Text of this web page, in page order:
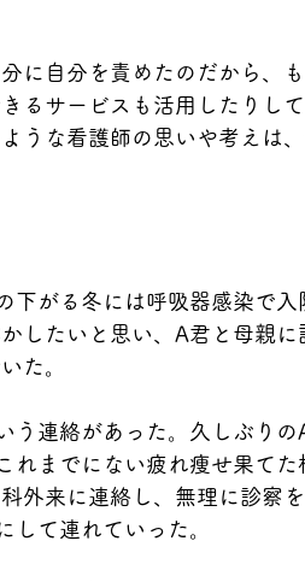
に自分を責めたのだから、
るサービスも活用したりし
うな看護師の思いや考えは
がる冬には呼吸器感染で入
したいと思い、A君と母親に
た。
連絡があった。久しぶりの
れまでにない疲れ痩せ果てた
外来に連絡し、無理に診察
して連れていった。